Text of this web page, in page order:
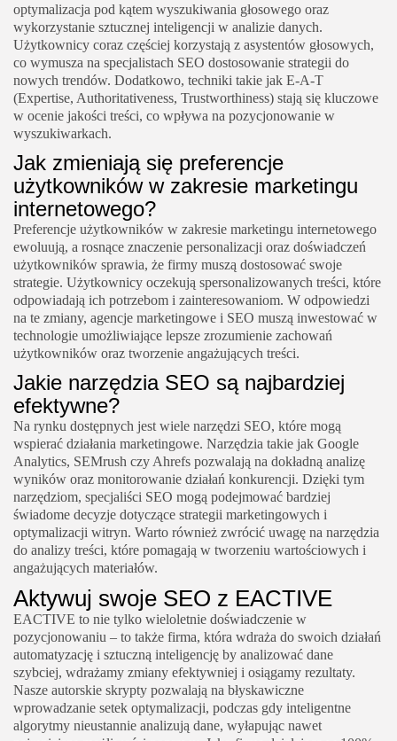
optymalizacja pod kątem wyszukiwania głosowego oraz
wykorzystanie sztucznej inteligencji w analizie danych.
Użytkownicy coraz częściej korzystają z asystentów głosowych,
co wymusza na specjalistach SEO dostosowanie strategii do
nowych trendów. Dodatkowo, techniki takie jak E-A-T
(Expertise, Authoritativeness, Trustworthiness) stają się kluczowe
w ocenie jakości treści, co wpływa na pozycjonowanie w
wyszukiwarkach.
Jak zmieniają się preferencje
użytkowników w zakresie marketingu
internetowego?
Preferencje użytkowników w zakresie marketingu internetowego
ewoluują, a rosnące znaczenie personalizacji oraz doświadczeń
użytkowników sprawia, że firmy muszą dostosować swoje
strategie. Użytkownicy oczekują spersonalizowanych treści, które
odpowiadają ich potrzebom i zainteresowaniom. W odpowiedzi
na te zmiany, agencje marketingowe i SEO muszą inwestować w
technologie umożliwiające lepsze zrozumienie zachowań
użytkowników oraz tworzenie angażujących treści.
Jakie narzędzia SEO są najbardziej
efektywne?
Na rynku dostępnych jest wiele narzędzi SEO, które mogą
wspierać działania marketingowe. Narzędzia takie jak Google
Analytics, SEMrush czy Ahrefs pozwalają na dokładną analizę
wyników oraz monitorowanie działań konkurencji. Dzięki tym
narzędziom, specjaliści SEO mogą podejmować bardziej
świadome decyzje dotyczące strategii marketingowych i
optymalizacji witryn. Warto również zwrócić uwagę na narzędzia
do analizy treści, które pomagają w tworzeniu wartościowych i
angażujących materiałów.
Aktywuj swoje SEO z EACTIVE
EACTIVE to nie tylko wieloletnie doświadczenie w
pozycjonowaniu – to także firma, która wdraża do swoich działań
automatyzację i sztuczną inteligencję by analizować dane
szybciej, wdrażamy zmiany efektywniej i osiągamy rezultaty.
Nasze autorskie skrypty pozwalają na błyskawiczne
wprowadzanie setek optymalizacji, podczas gdy inteligentne
algorytmy nieustannie analizują dane, wyłapując nawet